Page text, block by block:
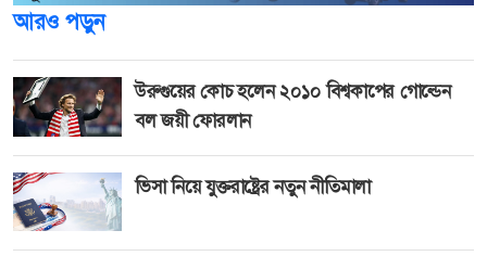
আরও পড়ুন
উরুগুয়ের কোচ হলেন ২০১০ বিশ্বকাপের গোল্ডেন
বল জয়ী ফোরলান
ভিসা নিয়ে যুক্তরাষ্ট্রের নতুন নীতিমালা